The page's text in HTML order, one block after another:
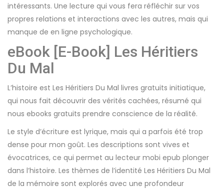
intéressants. Une lecture qui vous fera réfléchir sur vos
propres relations et interactions avec les autres, mais qui
manque de en ligne psychologique.
eBook [E-Book] Les Héritiers
Du Mal
L’histoire est Les Héritiers Du Mal livres gratuits initiatique,
qui nous fait découvrir des vérités cachées, résumé qui
nous ebooks gratuits prendre conscience de la réalité.
Le style d’écriture est lyrique, mais qui a parfois été trop
dense pour mon goût. Les descriptions sont vives et
évocatrices, ce qui permet au lecteur mobi epub plonger
dans l’histoire. Les thèmes de l’identité Les Héritiers Du Mal
de la mémoire sont explorés avec une profondeur